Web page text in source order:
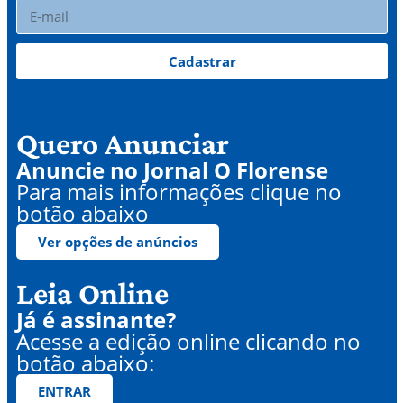
Cadastrar
Quero Anunciar
Anuncie no Jornal O Florense
Para mais informações clique no
botão abaixo
Ver opções de anúncios
Leia Online
Já é assinante?
Acesse a edição online clicando no
botão abaixo:
ENTRAR